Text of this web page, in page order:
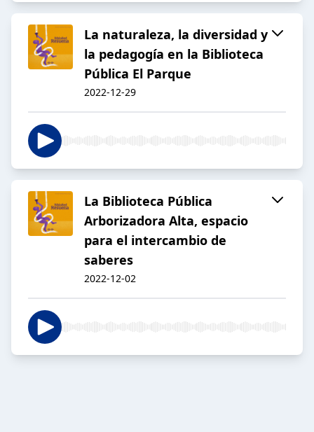
La naturaleza, la diversidad y
la pedagogía en la Biblioteca
Pública El Parque
2022-12-29
La Biblioteca Pública
Arborizadora Alta, espacio
para el intercambio de
saberes
2022-12-02